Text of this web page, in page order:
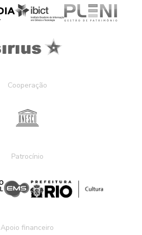
Cooperação
Patrocínio
Apoio financeiro